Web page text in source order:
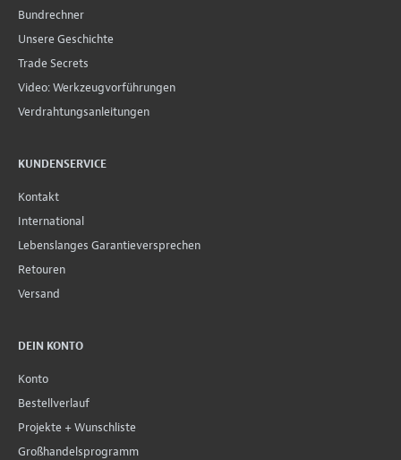
Bundrechner
Unsere Geschichte
Trade Secrets
Video: Werkzeugvorführungen
Verdrahtungsanleitungen
KUNDENSERVICE
Kontakt
International
Lebenslanges Garantieversprechen
Retouren
Versand
DEIN KONTO
Konto
Bestellverlauf
Projekte + Wunschliste
Großhandelsprogramm